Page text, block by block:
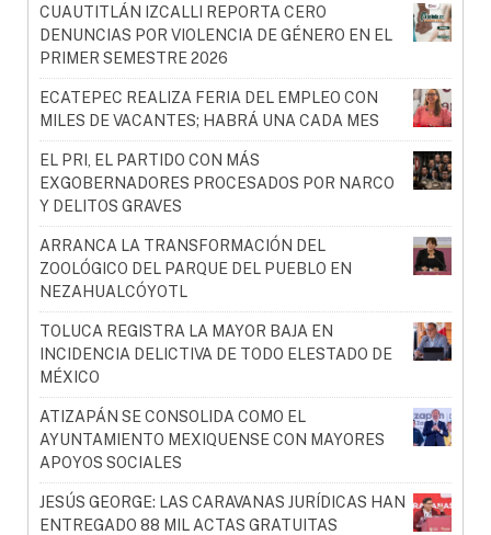
CUAUTITLÁN IZCALLI REPORTA CERO
DENUNCIAS POR VIOLENCIA DE GÉNERO EN EL
PRIMER SEMESTRE 2026
ECATEPEC REALIZA FERIA DEL EMPLEO CON
MILES DE VACANTES; HABRÁ UNA CADA MES
EL PRI, EL PARTIDO CON MÁS
EXGOBERNADORES PROCESADOS POR NARCO
Y DELITOS GRAVES
ARRANCA LA TRANSFORMACIÓN DEL
ZOOLÓGICO DEL PARQUE DEL PUEBLO EN
NEZAHUALCÓYOTL
TOLUCA REGISTRA LA MAYOR BAJA EN
INCIDENCIA DELICTIVA DE TODO ELESTADO DE
MÉXICO
ATIZAPÁN SE CONSOLIDA COMO EL
AYUNTAMIENTO MEXIQUENSE CON MAYORES
APOYOS SOCIALES
JESÚS GEORGE: LAS CARAVANAS JURÍDICAS HAN
ENTREGADO 88 MIL ACTAS GRATUITAS